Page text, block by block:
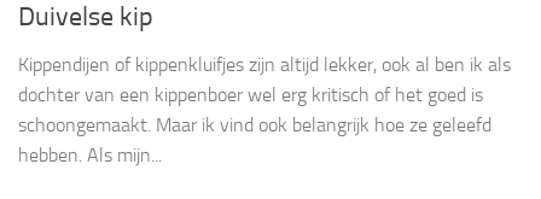
Duivelse kip
Kippendijen of kippenkluifjes zijn altijd lekker, ook al ben ik als
dochter van een kippenboer wel erg kritisch of het goed is
schoongemaakt. Maar ik vind ook belangrijk hoe ze geleefd
hebben. Als mijn...